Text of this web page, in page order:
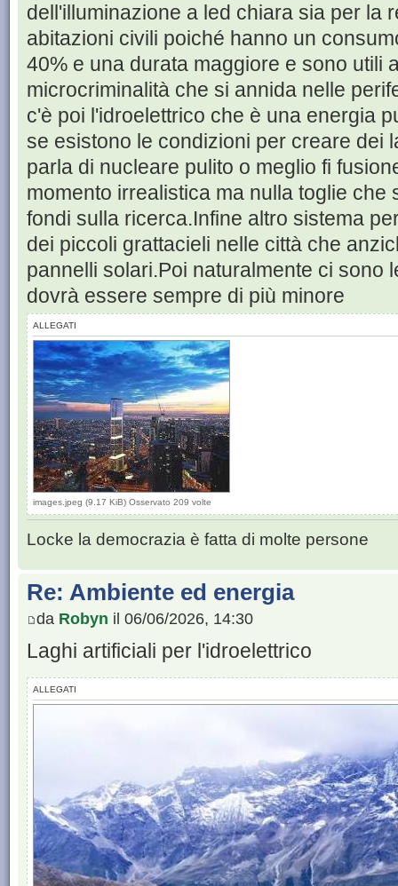
dell'illuminazione a led chiara sia per la
abitazioni civili poiché hanno un
40% e una durata maggiore e sono utili
microcriminalità che si annida nelle
c'è poi l'idroelettrico che è una energia
se esistono le condizioni per creare dei
parla di nucleare pulito o meglio fi
momento irrealistica ma nulla toglie che
fondi sulla ricerca.Infine altro sistema
dei piccoli grattacieli nelle città che
pannelli solari.Poi naturalmente ci sono
dovrà essere sempre di più minore
ALLEGATI
images.jpeg (9.17 KiB) Osservato 209 volte
Locke la democrazia è fatta di molte persone
Re: Ambiente ed energia
da Robyn il 06/06/2026, 14:30
Laghi artificiali per l'idroelettrico
ALLEGATI